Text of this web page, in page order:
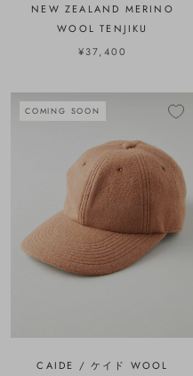
NEW ZEALAND MERINO
WOOL TENJIKU
¥37,400
COMING SOON
CAIDE / ケイド WOOL